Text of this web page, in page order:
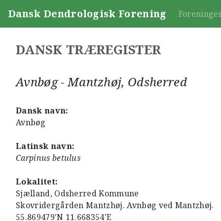
Dansk Dendrologisk Forening
DANSK TRÆREGISTER
Avnbøg - Mantzhøj, Odsherred
Dansk navn:
Avnbøg
Latinsk navn:
Carpinus betulus
Lokalitet:
Sjælland, Odsherred Kommune
Skovridergården Mantzhøj. Avnbøg ved Mantzhøj.
55.869479'N 11.668354'E